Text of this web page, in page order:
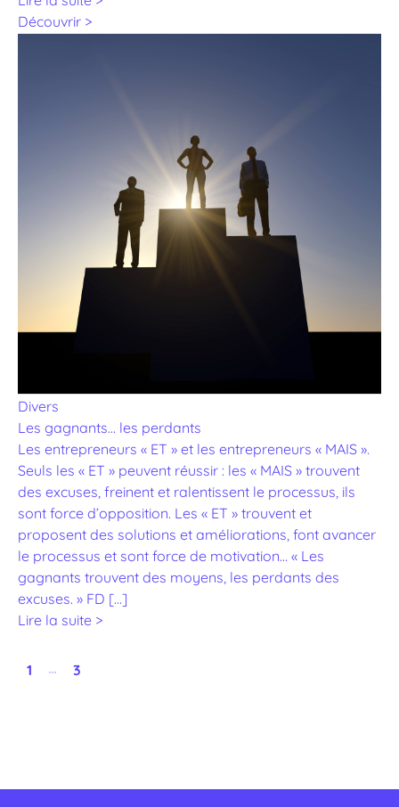
Découvrir >
Divers
Les gagnants… les perdants
Les entrepreneurs « ET » et les entrepreneurs « MAIS ».
Seuls les « ET » peuvent réussir : les « MAIS » trouvent
des excuses, freinent et ralentissent le processus, ils
sont force d’opposition. Les « ET » trouvent et
proposent des solutions et améliorations, font avancer
le processus et sont force de motivation… « Les
gagnants trouvent des moyens, les perdants des
excuses. » FD […]
Lire la suite >
1 … 3